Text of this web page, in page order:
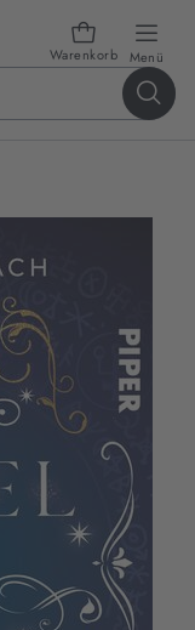
Warenkorb Menü